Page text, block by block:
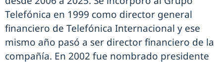
Telefónica en 1999 como director general
financiero de Telefónica Internacional y ese
mismo año pasó a ser director financiero de la
compañía. En 2002 fue nombrado presidente